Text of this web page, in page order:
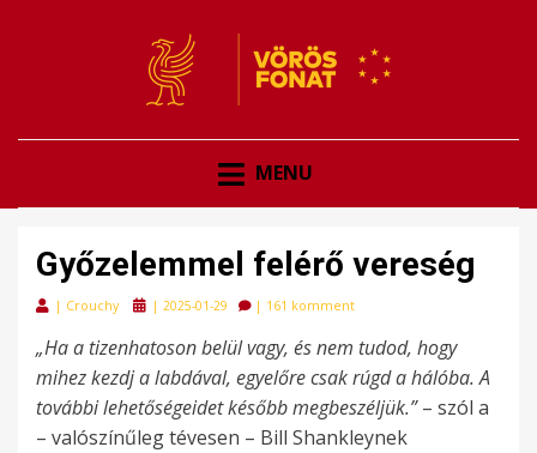
VÖRÖS FONAT
MENU
Győzelemmel felérő vereség
| Crouchy
Posted
| 2025-01-29 | 161 komment
„Ha a tizenhatoson belül vagy, és nem tudod, hogy
mihez kezdj a labdával, egyelőre csak rúgd a hálóba. A
további lehetőségeidet később megbeszéljük.”– szól a
– valószínűleg tévesen – Bill Shankleynek